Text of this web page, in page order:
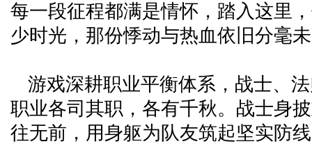
每一段征程都满是情怀，踏入这里
少时光，那份悸动与热血依旧分毫
游戏深耕职业平衡体系，战士、
职业各司其职，各有千秋。战士身
往无前，用身躯为队友筑起坚实防